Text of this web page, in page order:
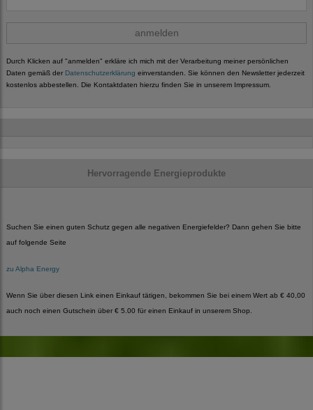
anmelden
Durch Klicken auf "anmelden" erkläre ich mich mit der Verarbeitung meiner persönlichen
Daten gemäß der Datenschutzerklärung einverstanden. Sie können den Newsletter jederzeit
kostenlos abbestellen. Die Kontaktdaten hierzu finden Sie in unserem Impressum.
Hervorragende Energieprodukte
Suchen Sie einen guten Schutz gegen alle negativen Energiefelder? Dann gehen Sie bitte
auf folgende Seite
zu Alpha Energy
Wenn Sie über diesen Link einen Einkauf tätigen, bekommen Sie bei einem Wert ab € 40,00
auch noch einen Gutschein über € 5.00 für einen Einkauf in unserem Shop.